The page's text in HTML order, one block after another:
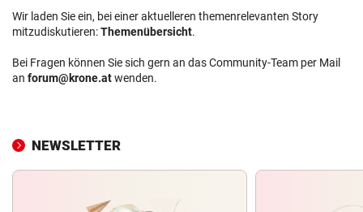
Wir laden Sie ein, bei einer aktuelleren themenrelevanten Story
mitzudiskutieren:Themenübersicht.
Bei Fragen können Sie sich gern an das Community-Team per Mail
an forum@krone.atwenden.
NEWSLETTER